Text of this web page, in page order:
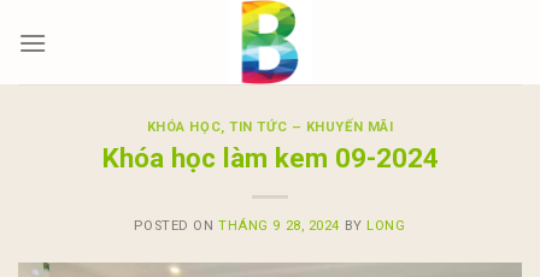
KHÓA HỌC,TIN TỨC – KHUYẾN MÃI
Khóa học làm kem 09-2024
POSTED ONTHÁNG 9 28, 2024 BY LONG